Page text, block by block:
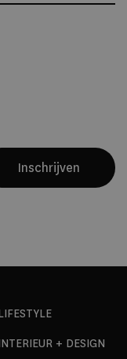
Inschrijven
+ DESIGN